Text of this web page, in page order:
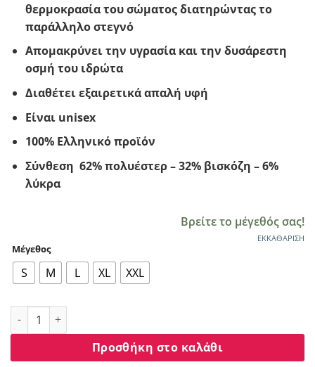
θερμοκρασία του σώματος διατηρώντας το
παράλληλο στεγνό
Απομακρύνει την υγρασία και την δυσάρεστη
οσμή του ιδρώτα
Διαθέτει εξαιρετικά απαλή υφή
Είναι unisex
100% Ελληνικό προϊόν
Σύνθεση 62% πολυέστερ – 32% βισκόζη – 6%
λύκρα
Βρείτε το μέγεθός σας!
Μέγεθος
S M L XL XXL
ΕΚΚΑΘΆΡΙΣΗ
Ισοθερμικό γυναικείο ΝΙNA club μαύρο μπλούζα 2179
Προσθήκη στο καλάθι